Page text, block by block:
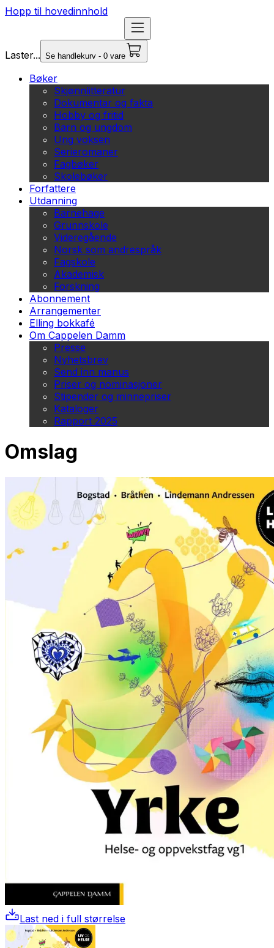
Hopp til hovedinnhold
Laster... Se handlekurv - 0 vare
Bøker
Skjønnlitteratur
Dokumentar og fakta
Hobby og fritid
Barn og ungdom
Ung voksen
Serieromaner
Fagbøker
Skolebøker
Forfattere
Utdanning
Barnehage
Grunnskole
Videregående
Norsk som andrespråk
Fagskole
Akademisk
Forskning
Abonnement
Arrangementer
Elling bokkafé
Om Cappelen Damm
Presse
Nyhetsbrev
Send inn manus
Priser og nominasjoner
Stipender og minnepriser
Kataloger
Rapport 2025
Omslag
Last ned i full størrelse